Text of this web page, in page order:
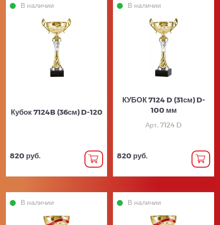
В наличии
Кубок 7124B (36см) D-120
820 руб.
В наличии
КУБОК 7124 D (31см) D-
100 мм
Арт. 7124 D
820 руб.
В наличии В наличии